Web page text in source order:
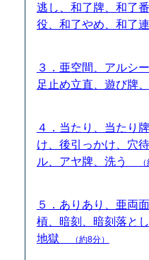
逃し、和了牌、和了
役、和了やめ、和了
３．亜空間、アルシ
足止め立直、遊び牌
４．当たり、当たり
け、後引っかけ、穴
ル、アヤ牌、洗う
５．ありあり、亜両
槓、暗刻、暗刻落と
地獄
（約8分）